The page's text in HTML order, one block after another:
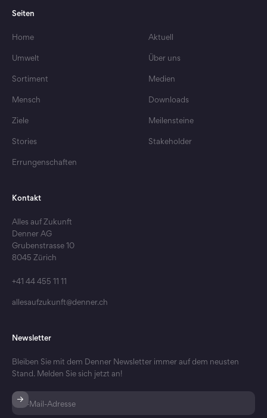
Entlastung für wasserarme Gebiete
Jeder Tropfen zählt
Seiten
Home
Umwelt
Sortiment
Mensch
Ziele
Stories
Errungenschaften
Aktuell
Über uns
Medien
Downloads
Meilensteine
Stakeholder
Kontakt
Alles auf Zukunft
Denner AG
Grubenstrasse 10
8045 Zürich
+41 44 455 11 11
allesaufzukunft@denner.ch
Newsletter
Bleiben Sie mit dem Denner Newsletter immer auf dem neusten
Stand. Melden Sie sich jetzt an!